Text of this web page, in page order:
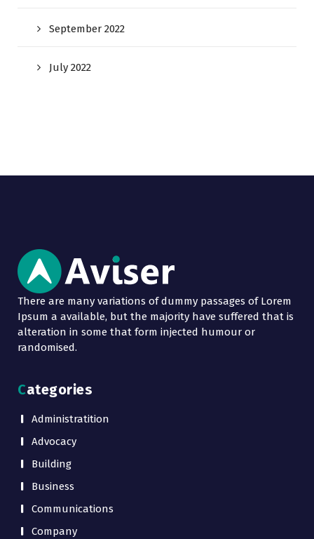
September 2022
July 2022
There are many variations of dummy passages of Lorem
Ipsum a available, but the majority have suffered that is
alteration in some that form injected humour or
randomised.
Categories
Administratition
Advocacy
Building
Business
Communications
Company